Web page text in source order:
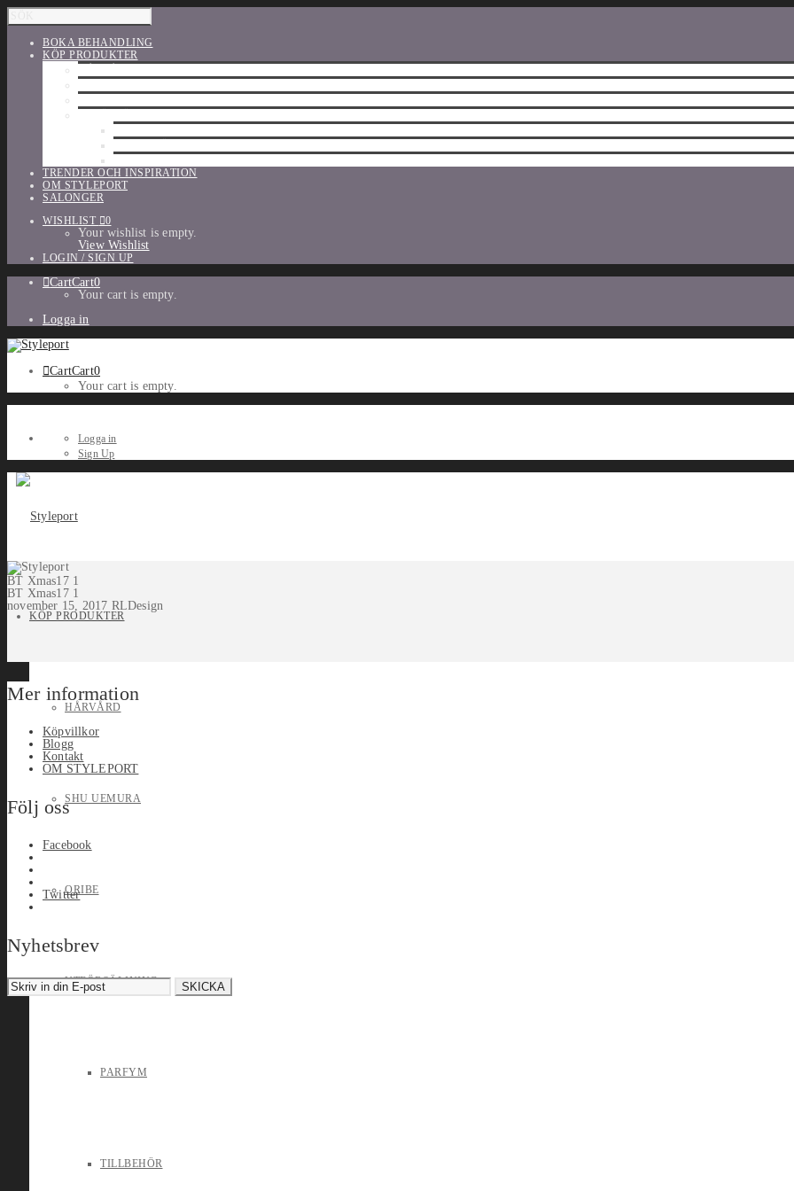
BOKA BEHANDLING
KÖP PRODUKTER
TRENDER OCH INSPIRATION
OM STYLEPORT
SALONGER
WISHLIST
0
Your wishlist is empty.
View Wishlist
LOGIN / SIGN UP
CartCart0
Your cart is empty.
Logga in
CartCart0
Your cart is empty.
Logga in
Sign Up
KÖP PRODUKTER
HÅRVÅRD
SHU UEMURA
ORIBE
UTFÖRSÄLJNING
PARFYM
TILLBEHÖR
BT Xmas17 1
BT Xmas17 1
november 15, 2017 RLDesign
Mer information
Köpvillkor
Blogg
Kontakt
OM STYLEPORT
Följ oss
Facebook
Twitter
Nyhetsbrev